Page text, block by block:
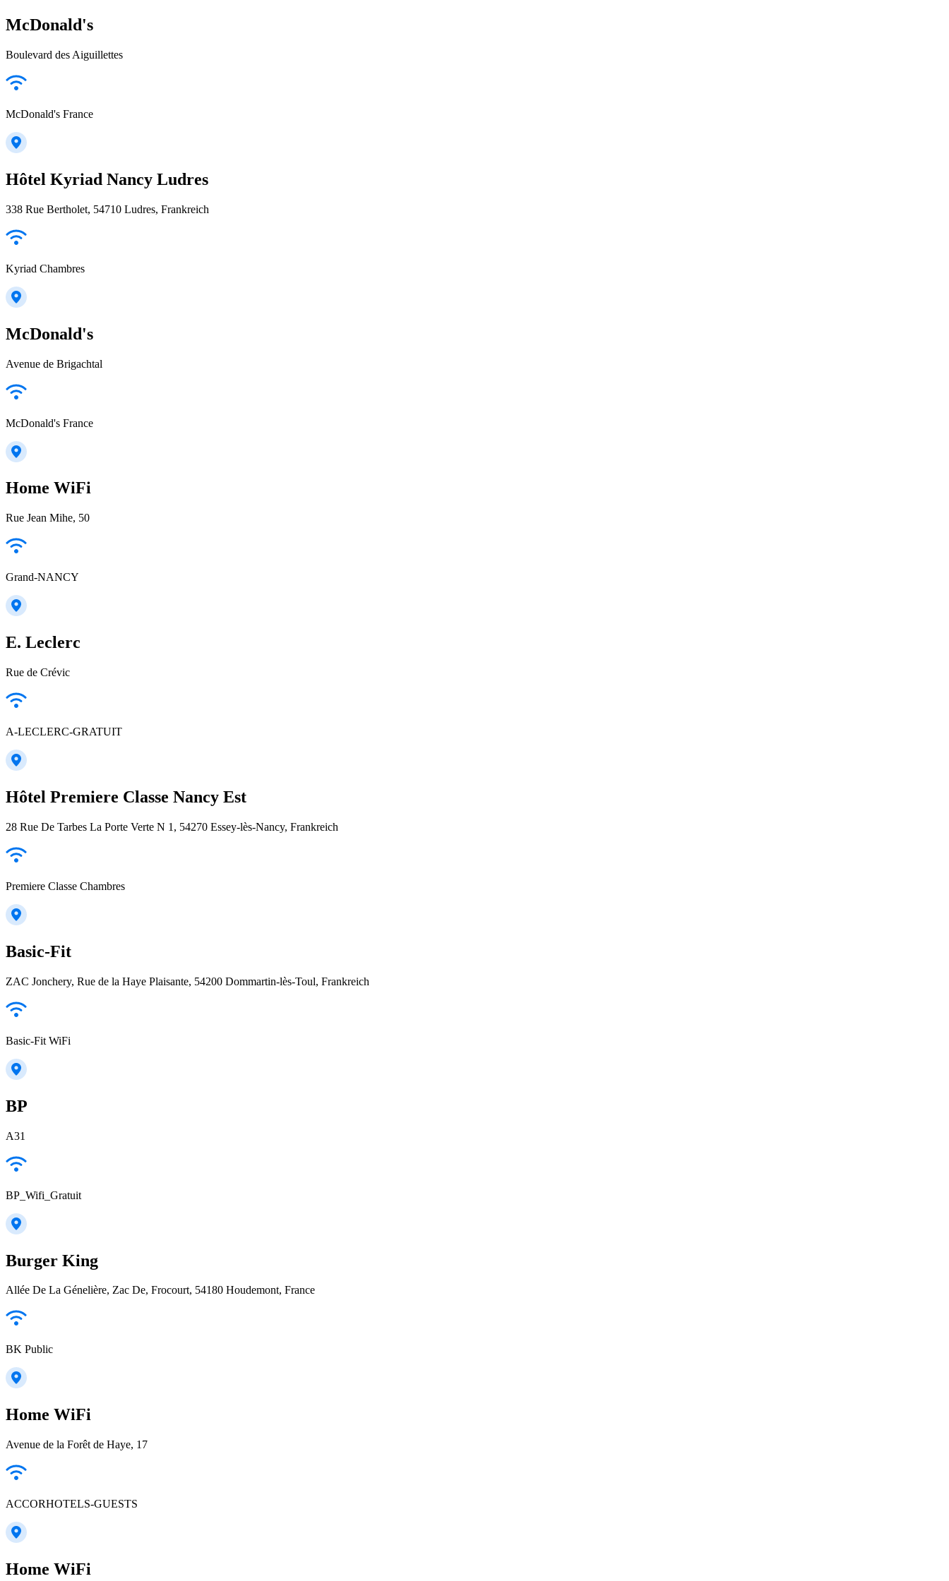
McDonald's
Boulevard des Aiguillettes
McDonald's France
Hôtel Kyriad Nancy Ludres
338 Rue Bertholet, 54710 Ludres, Frankreich
Kyriad Chambres
McDonald's
Avenue de Brigachtal
McDonald's France
Home WiFi
Rue Jean Mihe, 50
Grand-NANCY
E. Leclerc
Rue de Crévic
A-LECLERC-GRATUIT
Hôtel Premiere Classe Nancy Est
28 Rue De Tarbes La Porte Verte N 1, 54270 Essey-lès-Nancy, Frankreich
Premiere Classe Chambres
Basic-Fit
ZAC Jonchery, Rue de la Haye Plaisante, 54200 Dommartin-lès-Toul, Frankreich
Basic-Fit WiFi
BP
A31
BP_Wifi_Gratuit
Burger King
Allée De La Génelière, Zac De, Frocourt, 54180 Houdemont, France
BK Public
Home WiFi
Avenue de la Forêt de Haye, 17
ACCORHOTELS-GUESTS
Home WiFi